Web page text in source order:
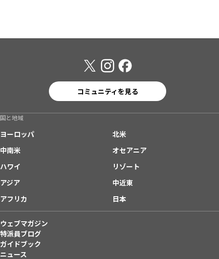
コミュニティを見る
国と地域
ヨーロッパ
北米
中南米
オセアニア
ハワイ
リゾート
アジア
中近東
アフリカ
日本
ウェブマガジン
特派員ブログ
ガイドブック
ニュース